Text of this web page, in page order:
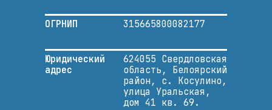
Юридический
адрес
624055 Свердловская
область, Белоярский
район, с. Косулино,
улица Уральская,
дом 41 кв. 69.
ОГРНИП 315665800082177